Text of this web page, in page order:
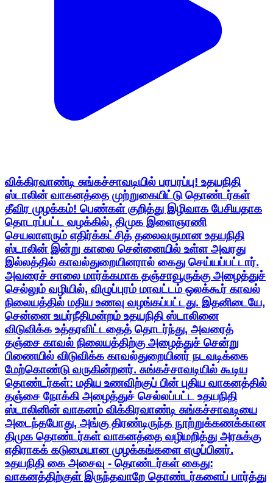
விக்கிரவாண்டி சுங்கச்சாவடியில் பரபரப்பு! உதயநிதி
ஸ்டாலின் வாகனத்தை முற்றுகையிட்டு தொண்டர்கள்
தீவிர முழக்கம்! பெண்கள் குறித்து இழிவாக பேசியதாக
தொடரப்பட்ட வழக்கில், திமுக இளைஞரணி
செயலாளரும் எதிர்க்கட்சித் தலைவருமான உதயநிதி
ஸ்டாலின் இன்று காலை சென்னையில் உள்ள அவரது
இல்லத்தில் காவல்துறையினரால் கைது செய்யப்பட்டார்.
அவரைச் சாலை மார்க்கமாக தஞ்சாவூருக்கு அழைத்துச்
செல்லும் வழியில், விழுப்புரம் மாவட்டம் ஒலக்கூர் காவல்
நிலையத்தில் மதிய உணவு வழங்கப்பட்டது. இதனிடையே,
சென்னை உயர்நீதிமன்றம் உதயநிதி ஸ்டாலினை
விடுவிக்க உத்தரவிட்டதைத் தொடர்ந்து, அவரைத்
தஞ்சை காவல் நிலையத்திற்கு அழைத்துச் சென்று
பிணையில் விடுவிக்க காவல்துறையினர் நடவடிக்கை
மேற்கொண்டு வருகின்றனர். சுங்கச்சாவடியில் கூடிய
தொண்டர்கள்: மதிய உணவிற்குப் பின் புதிய வாகனத்தில்
தஞ்சை நோக்கி அழைத்துச் செல்லப்பட்ட உதயநிதி
ஸ்டாலினின் வாகனம் விக்கிரவாண்டி சுங்கச்சாவடியை
அடைந்தபோது, அங்கு திரண்டிருந்த நூற்றுக்கணக்கான
திமுக தொண்டர்கள் வாகனத்தை வழிமறித்து அரசுக்கு
எதிராகக் கடுமையான முழக்கங்களை எழுப்பினர்.
உதயநிதி கை அசைவு - தொண்டர்கள் கைது:
வாகனத்திற்குள் இருந்தவாறே தொண்டர்களைப் பார்த்து